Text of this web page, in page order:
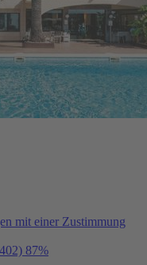
mit einer Zustimmung
87%